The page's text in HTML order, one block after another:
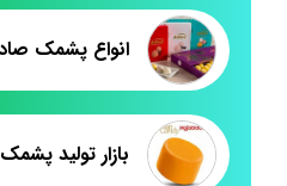
انواع پشمک
بازار تولید